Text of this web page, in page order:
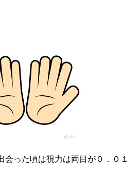
会った頃は視力は両目が０．０１